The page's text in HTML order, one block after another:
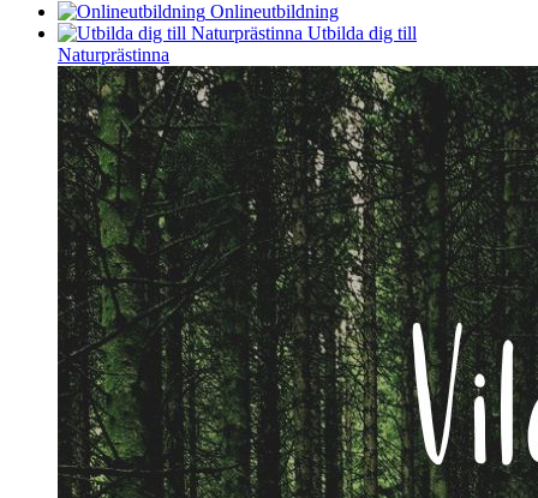
Onlineutbildning
Utbilda dig till
Naturprästinna